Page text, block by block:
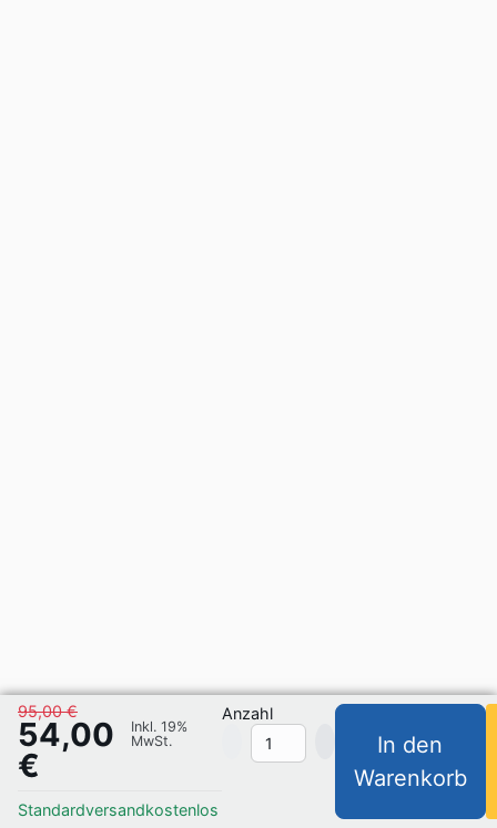
95,00 €
54,00
€
Inkl. 19%
MwSt.
Standardversandkostenlos
Anzahl
In den
Warenkorb